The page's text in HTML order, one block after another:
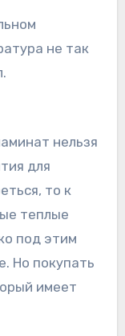
не так
нельзя
для
то к
теплые
под этим
Но покупать
имеет